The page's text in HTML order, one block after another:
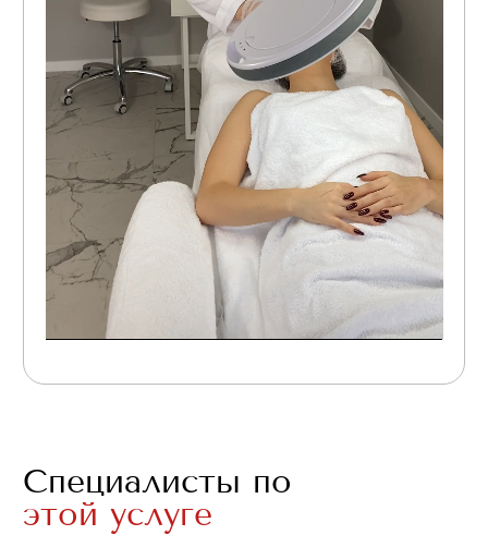
Cпециалисты по
этой услуге